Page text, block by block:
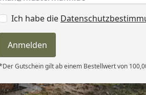
Ich habe die
Anmelden
Gutschein gilt ab einem Bestellwert von